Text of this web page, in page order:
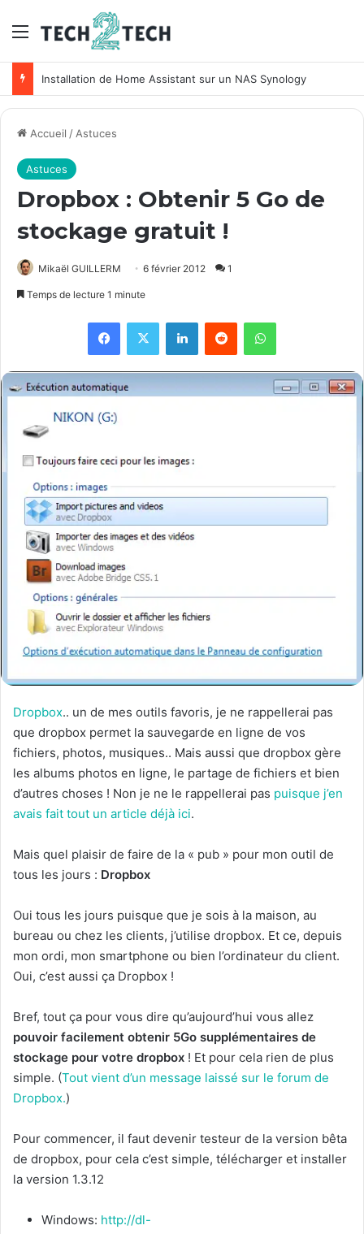
Menu
Installation de Home Assistant sur un NAS Synology
Accueil /Astuces
Astuces
Dropbox : Obtenir 5 Go de
stockage gratuit !
Mikaël GUILLERM 6 février 2012 1
Temps de lecture 1 minute
Dropbox.. un de mes outils favoris, je ne rappellerai pas
que dropbox permet la sauvegarde en ligne de vos
fichiers, photos, musiques.. Mais aussi que dropbox gère
les albums photos en ligne, le partage de fichiers et bien
d’autres choses ! Non je ne le rappellerai pas puisque j’en
avais fait tout un article déjà ici.
Mais quel plaisir de faire de la « pub » pour mon outil de
tous les jours : Dropbox
Oui tous les jours puisque que je sois à la maison, au
bureau ou chez les clients, j’utilise dropbox. Et ce, depuis
mon ordi, mon smartphone ou bien l’ordinateur du client.
Oui, c’est aussi ça Dropbox !
Bref, tout ça pour vous dire qu’aujourd’hui vous allez
pouvoir facilement obtenir 5Go supplémentaires de
stockage pour votre dropbox ! Et pour cela rien de plus
simple. (Tout vient d’un message laissé sur le forum de
Dropbox.)
Pour commencer, il faut devenir testeur de la version bêta
de dropbox, pour cela c’est simple, télécharger et installer
la version 1.3.12
Windows: http://dl-